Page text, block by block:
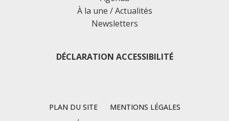
À la une / Actualités
Newsletters
DÉCLARATION ACCESSIBILITÉ
PLAN DU SITE
MENTIONS LÉGALES